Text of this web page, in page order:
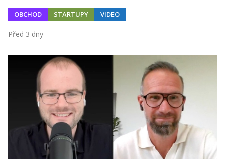
OBCHOD STARTUPY VIDEO
Před 3 dny